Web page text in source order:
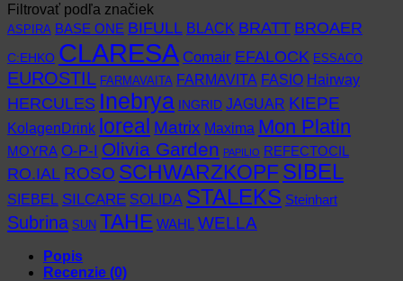
Filtrovať podľa značiek
ASPIRA BASE ONE BIFULL BLACK BRATT BROAER
C:EHKO CLARESA Comair EFALOCK ESSACO
EUROSTIL FARMAVAITA FARMAVITA FASIO Hairway
HERCULES Inebrya INGRID JAGUAR KIEPE
KolagenDrink loreal Matrix Maxima Mon Platin
MOYRA O-P-I Olivia Garden PAPILIO REFECTOCIL
RO.IAL ROSO SCHWARZKOPF SIBEL
SIEBEL SILCARE SOLIDA STALEKS Steinhart
Subrina SUN TAHE WAHL WELLA
Popis
Recenzie (0)